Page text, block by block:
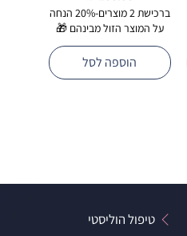
ברכישת 2 מוצרים-20% הנחה
על המוצר הזול מבינהם 🎁
הוספה לסל
טיפול הוליסטי